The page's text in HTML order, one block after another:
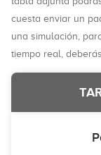
cuesta enviar un
una simulación,
tiempo real,